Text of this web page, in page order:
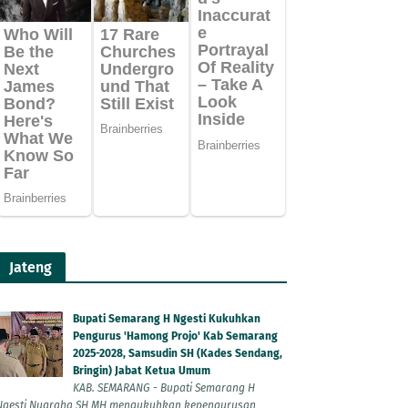
Jateng
Bupati Semarang H Ngesti Kukuhkan
Pengurus 'Hamong Projo' Kab Semarang
2025-2028, Samsudin SH (Kades Sendang,
Bringin) Jabat Ketua Umum
KAB. SEMARANG - Bupati Semarang H
Nugraha SH MH mengukuhkan kepengurusan